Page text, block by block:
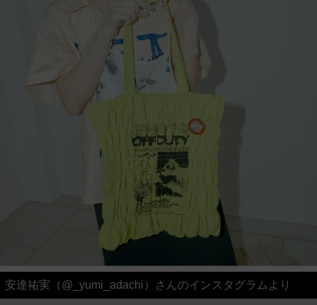
安達祐実（@_yumi_adachi）さんのインスタグラムより